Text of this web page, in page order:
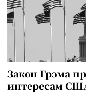
Закон Грэма
интересам